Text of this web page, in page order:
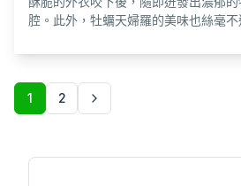
腔。此外，牡蠣天婦羅的美味也絲毫
1 2